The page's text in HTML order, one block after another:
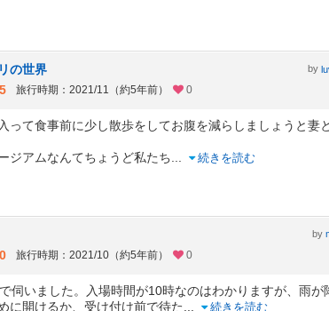
の世界
旅行時期：2021/11（約5年前） 0
by
って食事前に少し散歩をしてお腹を減らしましょうと妻
ジアムなんてちょうど私たち
続きを読む
旅行時期：2021/10（約5年前） 0
by
伺いました。入場時間が10時なのはわかりますが、雨が
に開けるか、受け付け前で待た
続きを読む